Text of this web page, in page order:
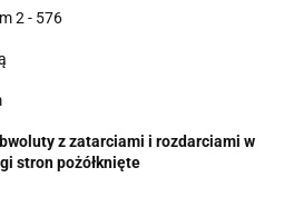
2 - 576
z zatarciami i rozdarciami w
stron pożółknięte